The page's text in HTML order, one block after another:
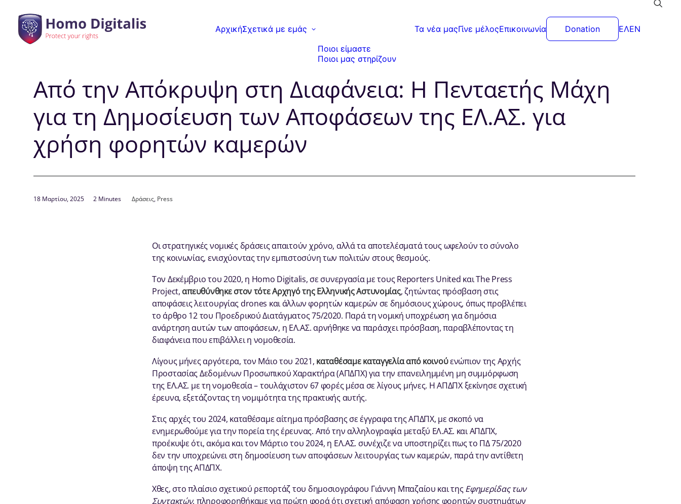
ΑρχικήΣχετικά με εμάς
Ποιοι είμαστε
Ποιοι μας στηρίζουν
Τα νέα μαςΓίνε μέλοςΕπικοινωνία Donation ΕΛEN
Από την Απόκρυψη στη Διαφάνεια: Η Πενταετής Μάχη
για τη Δημοσίευση των Αποφάσεων της ΕΛ.ΑΣ. για
χρήση φορητών καμερών
18 Μαρτίου, 2025 2 Minutes Δράσεις, Press
Οι στρατηγικές νομικές δράσεις απαιτούν χρόνο, αλλά τα αποτελέσματά τους ωφελούν το σύνολο
της κοινωνίας, ενισχύοντας την εμπιστοσύνη των πολιτών στους θεσμούς.
Τον Δεκέμβριο του 2020, η Homo Digitalis, σε συνεργασία με τους Reporters United και The Press
Project, απευθύνθηκε στον τότε Αρχηγό της Ελληνικής Αστυνομίας, ζητώντας πρόσβαση στις
αποφάσεις λειτουργίας drones και άλλων φορητών καμερών σε δημόσιους χώρους, όπως προβλέπει
το άρθρο 12 του Προεδρικού Διατάγματος 75/2020. Παρά τη νομική υποχρέωση για δημόσια
ανάρτηση αυτών των αποφάσεων, η ΕΛ.ΑΣ. αρνήθηκε να παράσχει πρόσβαση, παραβλέποντας τη
διαφάνεια που επιβάλλει η νομοθεσία.
Λίγους μήνες αργότερα, τον Μάιο του 2021, καταθέσαμε καταγγελία από κοινούενώπιον της Αρχής
Προστασίας Δεδομένων Προσωπικού Χαρακτήρα (ΑΠΔΠΧ) για την επανειλημμένη μη συμμόρφωση
της ΕΛ.ΑΣ. με τη νομοθεσία – τουλάχιστον 67 φορές μέσα σε λίγους μήνες. Η ΑΠΔΠΧ ξεκίνησε σχετική
έρευνα, εξετάζοντας τη νομιμότητα της πρακτικής αυτής.
Στις αρχές του 2024, καταθέσαμε αίτημα πρόσβασης σε έγγραφα της ΑΠΔΠΧ, με σκοπό να
ενημερωθούμε για την πορεία της έρευνας. Από την αλληλογραφία μεταξύ ΕΛ.ΑΣ. και ΑΠΔΠΧ,
προέκυψε ότι, ακόμα και τον Μάρτιο του 2024, η ΕΛ.ΑΣ. συνέχιζε να υποστηρίζει πως το ΠΔ 75/2020
δεν την υποχρεώνει στη δημοσίευση των αποφάσεων λειτουργίας των καμερών, παρά την αντίθετη
άποψη της ΑΠΔΠΧ.
Χθες, στο πλαίσιο σχετικού ρεπορτάζ του δημοσιογράφου Γιάννη Μπαζαίου και τηςΕφημερίδας των
Συντακτών, πληροφορηθήκαμε για πρώτη φορά ότι σχετική απόφαση χρήσης φορητών συστημάτων